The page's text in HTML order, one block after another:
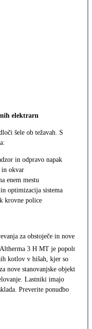
elektrarn
šele ob težavah. S
in odpravo napak
in okvar
enem mestu
optimizacija sistema
krovne police
za obstoječe in nove
3 H MT je popolna
kotlov v hišah, kjer so
nove stanovanjske objekte.
Lastniki imajo
Preverite ponudbo